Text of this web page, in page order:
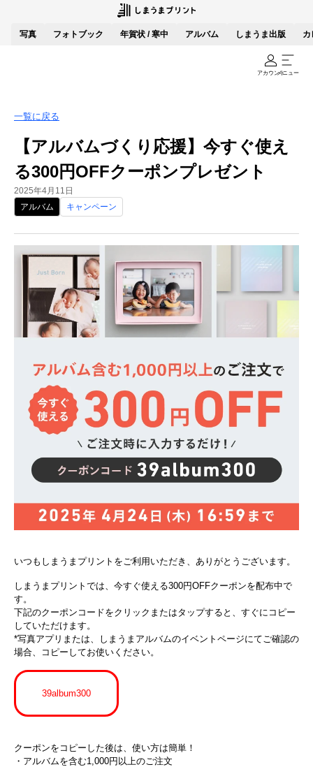
写真 フォトブック 年賀状 / 寒中 アルバム しまうま出版 カ
アカウントメニュー
一覧に戻る
【アルバムづくり応援】今すぐ使え
る300円OFFクーポンプレゼント
2025年4月11日
アルバム
キャンペーン
いつもしまうまプリントをご利用いただき、ありがとうございます。
しまうまプリントでは、今すぐ使える300円OFFクーポンを配布中で
す。
下記のクーポンコードをクリックまたはタップすると、すぐにコピー
していただけます。
*写真アプリまたは、しまうまアルバムのイベントページにてご確認の
場合、コピーしてお使いください。
39album300
クーポンをコピーした後は、使い方は簡単！
・アルバムを含む1,000円以上のご注文